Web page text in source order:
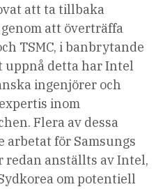
att ta tillbaka
att överträffa
TSMC, i banbrytande
uppnå detta har Intel
ingenjörer och
inom
Flera av dessa
arbetat för Samsungs
anställts av Intel,
om potentiell